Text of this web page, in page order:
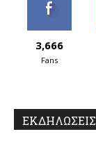
3,666
Fans
ΕΚΔΗΛΩΣΕΙΣ